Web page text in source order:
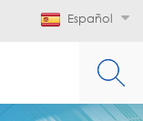
Español